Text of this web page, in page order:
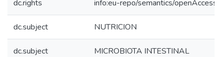
dc.rights info:eu-repo/semantics/openAccess
dc.subject NUTRICION
dc.subject MICROBIOTA INTESTINAL